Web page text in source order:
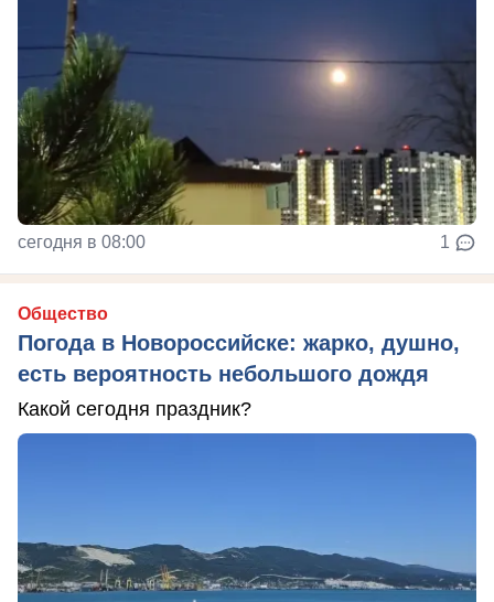
сегодня в 08:00 1
Общество
Погода в Новороссийске: жарко, душно,
есть вероятность небольшого дождя
Какой сегодня праздник?